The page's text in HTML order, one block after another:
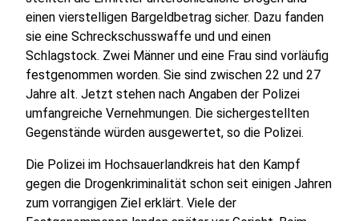
einen vierstelligen Bargeldbetrag sicher. Dazu fanden
sie eine Schreckschusswaffe und und einen
Schlagstock. Zwei Männer und eine Frau sind vorläufig
festgenommen worden. Sie sind zwischen 22 und 27
Jahre alt. Jetzt stehen nach Angaben der Polizei
umfangreiche Vernehmungen. Die sichergestellten
Gegenstände würden ausgewertet, so die Polizei.
Die Polizei im Hochsauerlandkreis hat den Kampf
gegen die Drogenkriminalität schon seit einigen Jahren
zum vorrangigen Ziel erklärt. Viele der